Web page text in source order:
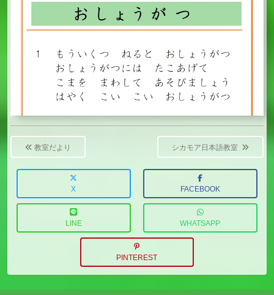
Post
navigation
教室だより シカモア日本語教室
X FACEBOOK
LINE WHATSAPP
PINTEREST